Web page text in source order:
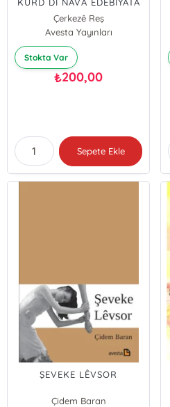
ERMENÎ YA SOVYETÊ DE
Çerkezê Reş
Avesta Yayınları
Stokta Var
₺200,00
Sepete Ekle
ŞEVEKE LÊVSOR
Çidem Baran